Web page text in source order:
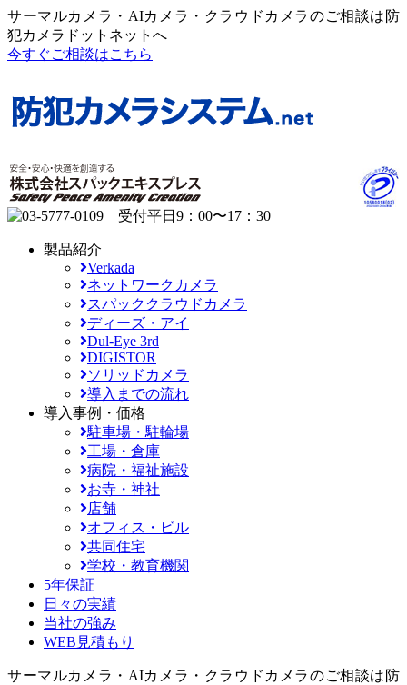
サーマルカメラ・AIカメラ・クラウドカメラのご相談は防
犯カメラドットネットへ
今すぐご相談はこちら
製品紹介
Verkada
ネットワークカメラ
スパッククラウドカメラ
ディーズ・アイ
Dul-Eye 3rd
DIGISTOR
ソリッドカメラ
導入までの流れ
導入事例・価格
駐車場・駐輪場
工場・倉庫
病院・福祉施設
お寺・神社
店舗
オフィス・ビル
共同住宅
学校・教育機関
5年保証
日々の実績
当社の強み
WEB見積もり
サーマルカメラ・AIカメラ・クラウドカメラのご相談は防